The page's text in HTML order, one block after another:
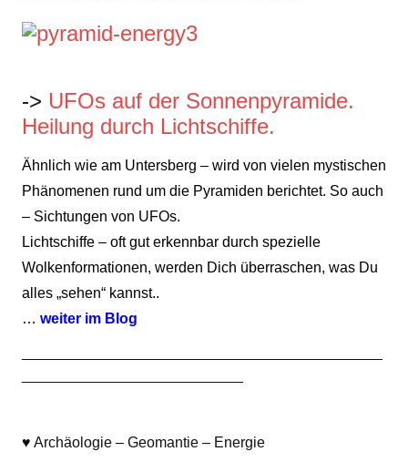
-> UFOs auf der Sonnenpyramide.
Heilung durch Lichtschiffe.
Ähnlich wie am Untersberg – wird von vielen mystischen
Phänomenen rund um die Pyramiden berichtet. So auch
– Sichtungen von UFOs.
Lichtschiffe – oft gut erkennbar durch spezielle
Wolkenformationen, werden Dich überraschen, was Du
alles „sehen“ kannst..
… weiter im Blog
♥ Archäologie – Geomantie – Energie